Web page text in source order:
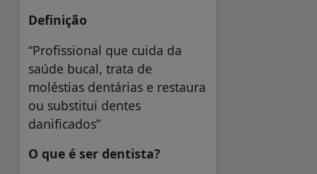
Definição
“Profissional que cuida da
saúde bucal, trata de
moléstias dentárias e restaura
ou substitui dentes
danificados”
O que é ser dentista?